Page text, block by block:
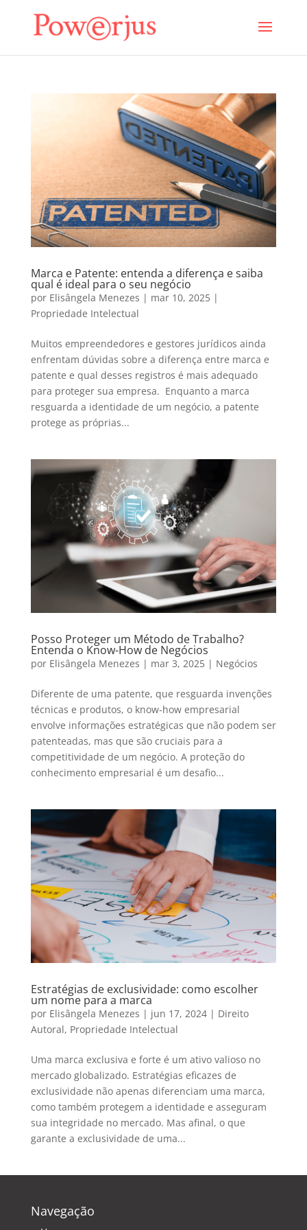
Marca e Patente: entenda a diferença e saiba
qual é ideal para o seu negócio
por Elisângela Menezes | mar 10, 2025|
Propriedade Intelectual
Muitos empreendedores e gestores jurídicos ainda
enfrentam dúvidas sobre a diferença entre marca e
patente e qual desses registros é mais adequado
para proteger sua empresa. Enquanto a marca
resguarda a identidade de um negócio, a patente
protege as próprias...
Posso Proteger um Método de Trabalho?
Entenda o Know-How de Negócios
por Elisângela Menezes | mar 3, 2025| Negócios
Diferente de uma patente, que resguarda invenções
técnicas e produtos, o know-how empresarial
envolve informações estratégicas que não podem ser
patenteadas, mas que são cruciais para a
competitividade de um negócio. A proteção do
conhecimento empresarial é um desafio...
Estratégias de exclusividade: como escolher
um nome para a marca
por Elisângela Menezes | jun 17, 2024| Direito
Autoral, Propriedade Intelectual
Uma marca exclusiva e forte é um ativo valioso no
mercado globalizado. Estratégias eficazes de
exclusividade não apenas diferenciam uma marca,
como também protegem a identidade e asseguram
sua integridade no mercado. Mas afinal, o que
garante a exclusividade de uma...
Navegação